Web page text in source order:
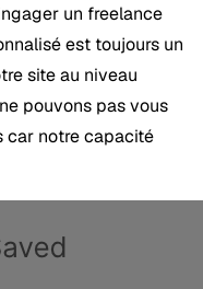
un freelance
est toujours un
site au niveau
pouvons pas vous
car notre capacité